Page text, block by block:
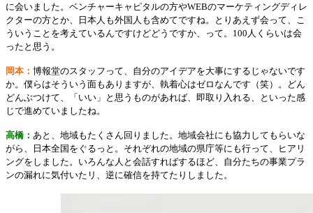
に会いました。ベンチャーキャピタルの方やWEBのマーケティングディレ
クターの方とか、日本人も外国人も含めてですね。とりあえず会って、こ
ういうことを考えているんですけどどうですか、って。100人くらいは会
ったと思う。
岡本： 博報堂のスタッフって、自分のアイデアを大事にするじゃないです
か。僕らはそういう面もありますが、執着心はゼロなんです（笑）。どん
どんぶつけて、「いい」と思うものがあれば、即取り入れる、といった感
じで進めていましたね。
高橋： あと、地域もたくさん回りました。地域会社にも協力してもらいな
がら、日本全国をぐるっと。それぞれの地域の県庁等にも行って、ヒアリ
ングをしました。いろんな人と会話すればするほど、自分たちの事業プラ
ンの漏れに気付いたリ、逆に確信を持てたりしました。